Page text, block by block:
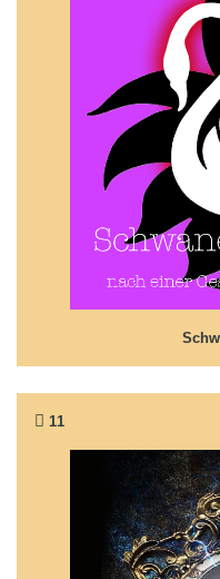
Eine
11